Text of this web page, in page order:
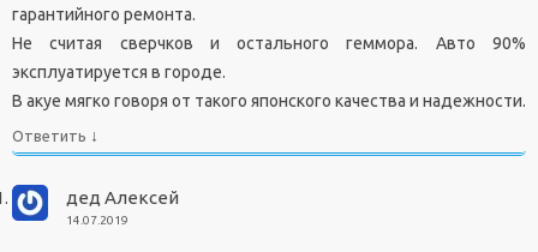
гарантийного ремонта.
Не считая сверчков и остального геммора. Авто 90%
эксплуатируется в городе.
В акуе мягко говоря от такого японского качества и надежности.
Ответить ↓
дед Алексей
14.07.2019